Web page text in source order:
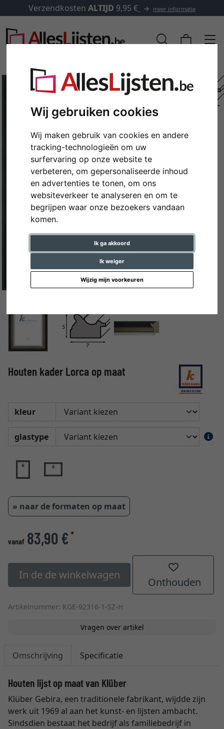
Wij gebruiken cookies
Wij maken gebruik van cookies en andere
tracking-technologieën om uw
surfervaring op onze website te
verbeteren, om gepersonaliseerde inhoud
en advertenties te tonen, om ons
websiteverkeer te analyseren en om te
begrijpen waar onze bezoekers vandaan
komen.
Ik ga akkoord
Ik weiger
Wijzig mijn voorkeuren
Verzendkosten ALTIJD 9,95 € meer informatie
Terug
Houten kader Lorca op maat
kleur
glastype
» naar de formaten op maat
vanaf 83,90 €*
In de de winkelwagen
Onthouden
Artikelnummer: KGE-92316-1-SZ-H
Vragen over artikel
Omschrijving Specificatie
Houten lijst op maat van Klüber
Klüber Gebira, een traditionele fabrikant, wijdde zijn
werk uit 1969 al aan het kunst- en lijsten ambacht.
Sindsdien bestaat het bedrijf als familiebedrijf in